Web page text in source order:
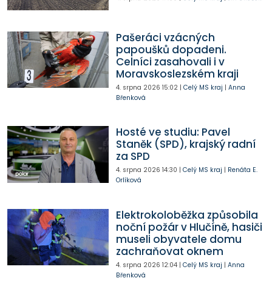
Pašeráci vzácných
papoušků dopadeni.
Celníci zasahovali i v
Moravskoslezském kraji
4. srpna 2026 15:02| Celý MS kraj | Anna
Břenková
Hosté ve studiu: Pavel
Staněk (SPD), krajský radní
za SPD
4. srpna 2026 14:30 | Celý MS kraj | Renáta E.
Orlíková
Elektrokoloběžka způsobila
noční požár v Hlučíně, hasiči
museli obyvatele domu
zachraňovat oknem
4. srpna 2026 12:04| Celý MS kraj | Anna
Břenková